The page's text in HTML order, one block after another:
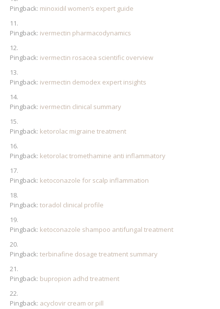
Pingback: minoxidil women’s expert guide
Pingback: ivermectin pharmacodynamics
Pingback: ivermectin rosacea scientific overview
Pingback: ivermectin demodex expert insights
Pingback: ivermectin clinical summary
Pingback: ketorolac migraine treatment
Pingback: ketorolac tromethamine anti inflammatory
Pingback: ketoconazole for scalp inflammation
Pingback: toradol clinical profile
Pingback: ketoconazole shampoo antifungal treatment
Pingback: terbinafine dosage treatment summary
Pingback: bupropion adhd treatment
Pingback: acyclovir cream or pill